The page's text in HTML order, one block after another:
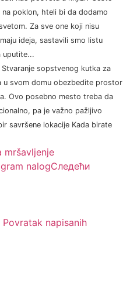
poklon, hteli bi da dodamo
Za sve one koji nisu
ideja, sastavili smo listu
uputite...
Stvaranje sopstvenog kutka za
u svom domu obezbedite prostor
Ovo posebno mesto treba da
pa je važno pažljivo
savršene lokacije Kada birate
mršavljenje
nalogСледећи
napisanih